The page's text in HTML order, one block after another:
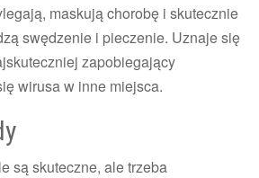
maskują chorobę i skutecznie
swędzenie i pieczenie. Uznaje się
zapobiegający
wirusa w inne miejsca.
są skuteczne, ale trzeba